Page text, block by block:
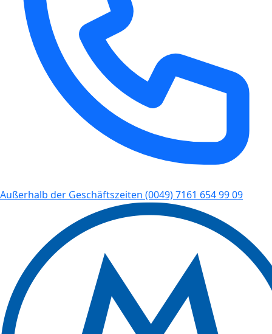
Außerhalb der Geschäftszeiten (0049) 7161 654 99 09